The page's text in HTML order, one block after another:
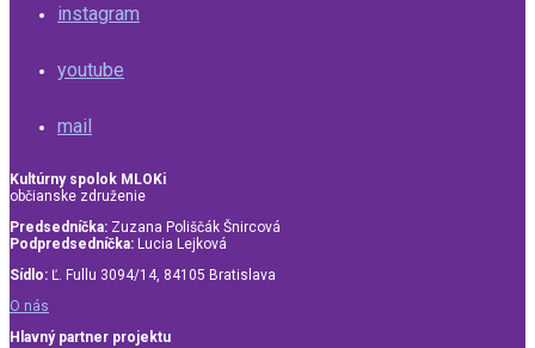
instagram
youtube
mail
Kultúrny spolok MLOKi
občianske združenie
Predsedníčka: Zuzana Poliščák Šnircová
Podpredsedníčka: Lucia Lejková
Sídlo: Ľ. Fullu 3094/14, 84105 Bratislava
O nás
Hlavný partner projektu